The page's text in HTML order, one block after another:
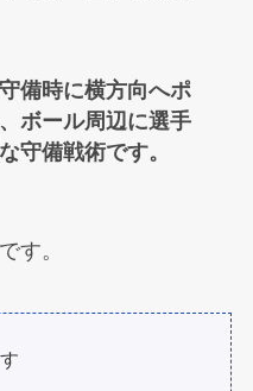
備時に横方向へポ
ボール周辺に選手
守備戦術です。
す。